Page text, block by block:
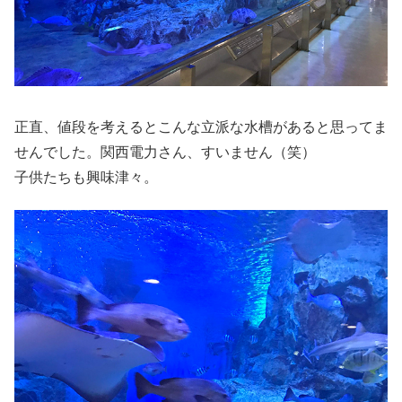
正直、値段を考えるとこんな立派な水槽があると思ってま
せんでした。関西電力さん、すいません（笑）
子供たちも興味津々。